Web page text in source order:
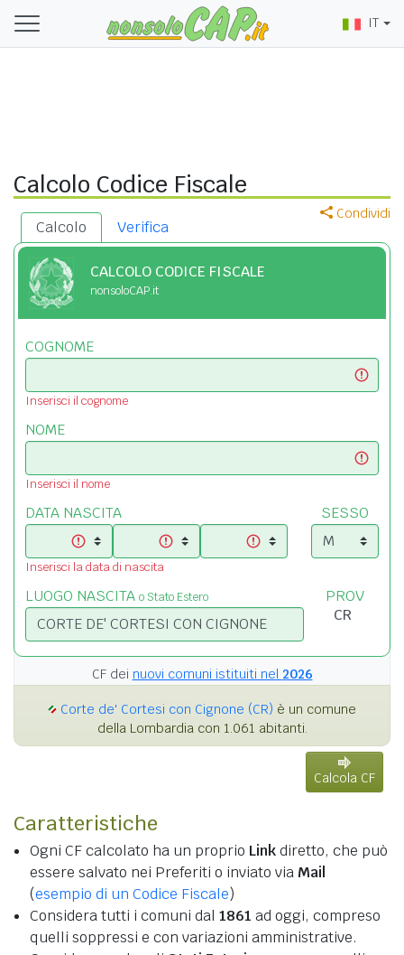
IT
Calcolo Codice Fiscale
Condividi
Calcolo Verifica
CALCOLO CODICE FISCALE
nonsoloCAP.it
COGNOME
Inserisci il cognome
NOME
Inserisci il nome
DATA NASCITA
Inserisci la data di nascita
SESSO
LUOGO NASCITA o Stato Estero PROV
CF dei nuovi comuni istituiti nel 2026
Corte de' Cortesi con Cignone (CR) è un comune
della Lombardia con 1.061 abitanti.
Calcola CF
Caratteristiche
Ogni CF calcolato ha un proprio Linkdiretto, che può
essere salvato nei Preferiti o inviato via Mail
(esempio di un Codice Fiscale)
Considera tutti i comuni dal 1861 ad oggi, compreso
quelli soppressi e con variazioni amministrative.